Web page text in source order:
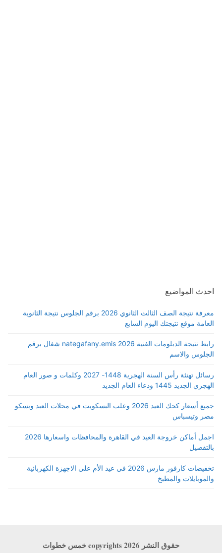
احدث المواضيع
معرفة نتيجة الصف الثالث الثانوي 2026 برقم الجلوس نتيجة الثانوية
العامة موقع نتيجتك اليوم السابع
رابط نتيجة الدبلومات الفنية 2026 nategafany.emis شغال برقم
الجلوس والاسم
رسائل تهنئة رأس السنة الهجرية 1448- 2027 وكلمات و صور العام
الهجري الجديد 1445 ودعاء العام الجديد
جميع أسعار كحك العيد 2026 وعلب البسكويت في محلات العبد وبسكو
مصر وتيسباس
اجمل أماكن خروجة العيد في القاهرة والمحافظات واسعارها 2026
بالتفصيل
تخفيضات كارفور مارس 2026 في عيد الأم علي الاجهزة الكهربائية
والموبايلات والمطبخ
حقوق النشر copyrights 2026 خمس خطوات